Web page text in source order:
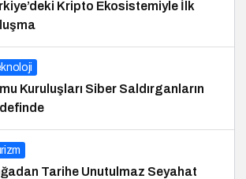
Kripto Ekosistemiyle İlk
Kuruluşları Siber Saldırganların
Tarihe Unutulmaz Seyahat